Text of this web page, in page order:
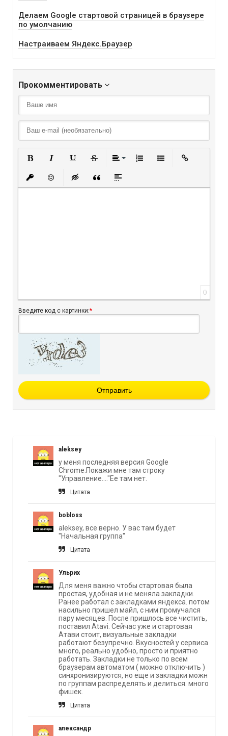
Делаем Google стартовой страницей в браузере
по умолчанию
Настраиваем Яндекс.Браузер
Прокомментировать
Вставить защищенную ссылку
Вставить смайлик
Вставка скрытого текста
Вставка цитаты
Вставка спойлера
0
Введите код с картинки:*
Отправить
aleksey
у меня последняя версия Google
Chrome.Покажи мне там строку
"Управление...."Ее там нет.
Цитата
bobloss
aleksey, все верно. У вас там будет
"Начальная группа"
Цитата
Ульрих
Для меня важно чтобы стартовая была
простая, удобная и не меняла закладки.
Ранее работал с закладками яндекса. потом
насильно пришел майл, с ним промучался
пару месяцев. После пришлось все чистить,
поставил Atavi. Сейчас уже и стартовая
Атави стоит, визуальные закладки
работают безупречно. Вкусностей у сервиса
много, реально удобно, просто и приятно
работать. Закладки не только по всем
браузерам автоматом ( можно отключить )
синхронизируются, но еще и закладки можн
по группам распределять и делиться. много
фишек.
Цитата
александр